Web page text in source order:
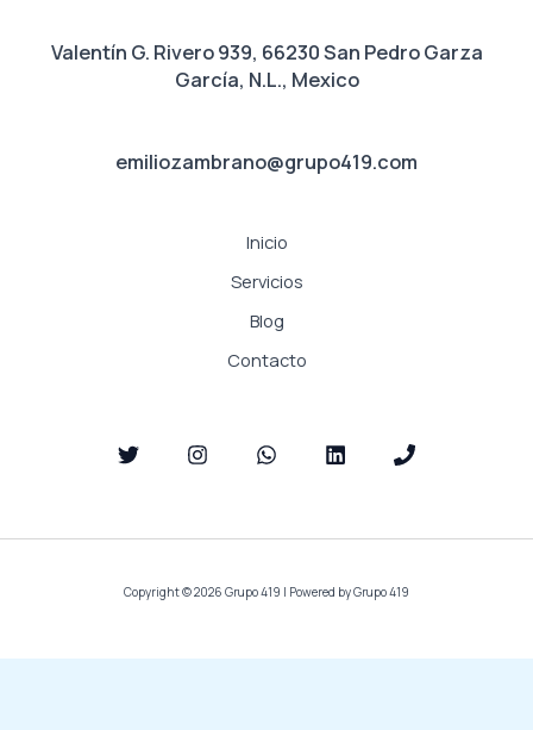
Valentín G. Rivero 939, 66230 San Pedro Garza
García, N.L., Mexico
emiliozambrano@grupo419.com
Inicio
Servicios
Blog
Contacto
Copyright © 2026 Grupo 419 | Powered by Grupo 419